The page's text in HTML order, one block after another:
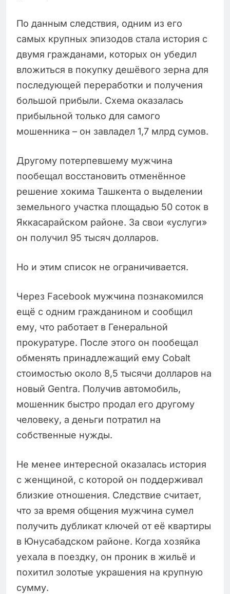
По данным следствия, одним из его
самых крупных эпизодов стала история с
двумя гражданами, которых он убедил
вложиться в покупку дешёвого зерна для
последующей переработки и получения
большой прибыли. Схема оказалась
прибыльной только для самого
мошенника – он завладел 1,7 млрд сумов.
Другому потерпевшему мужчина
пообещал восстановить отменённое
решение хокима Ташкента о выделении
земельного участка площадью 50 соток в
Яккасарайском районе. За свои «услуги»
он получил 95 тысяч долларов.
Но и этим список не ограничивается.
Через Facebook мужчина познакомился
ещё с одним гражданином и сообщил
ему, что работает в Генеральной
прокуратуре. После этого он пообещал
обменять принадлежащий ему Cobalt
стоимостью около 8,5 тысячи долларов на
новый Gentra. Получив автомобиль,
мошенник быстро продал его другому
человеку, а деньги потратил на
собственные нужды.
Не менее интересной оказалась история
с женщиной, с которой он поддерживал
близкие отношения. Следствие считает,
что за время общения мужчина сумел
получить дубликат ключей от её квартиры
в Юнусабадском районе. Когда хозяйка
уехала в поездку, он проник в жильё и
похитил золотые украшения на крупную
сумму.